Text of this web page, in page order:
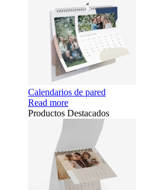
Calendarios de pared
Read more
Productos Destacados